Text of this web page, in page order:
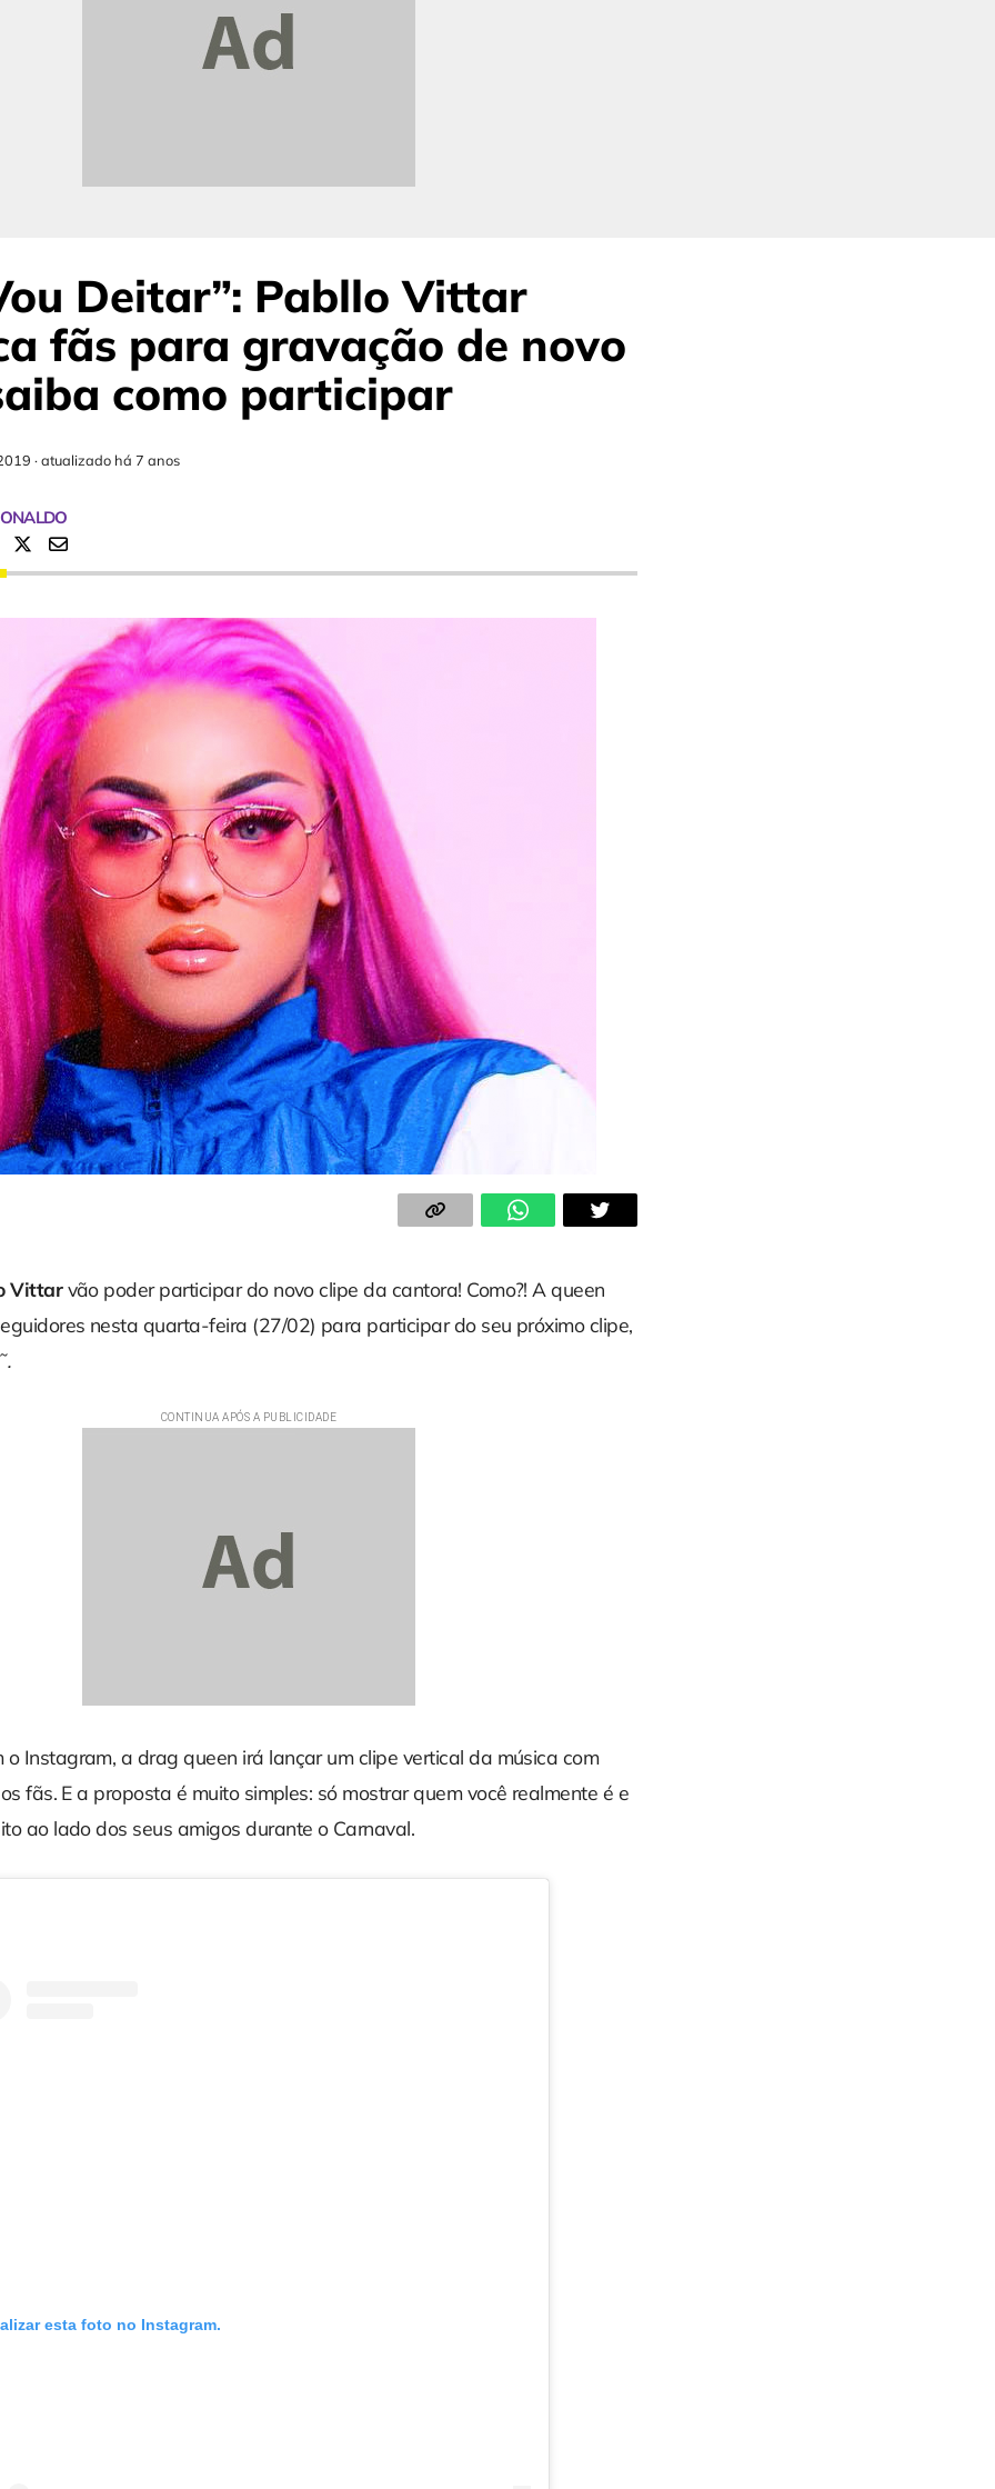
Deitar”: Pabllo Vittar
fãs para gravação de novo
como participar
·atualizado há 7 anos
Vittarvão poder participar do novo clipe da cantora! Como?! A queen
nesta quarta-feira (27/02) para participar do seu próximo clipe,
o Instagram, a drag queen irá lançar um clipe vertical da música com
fãs. E a proposta é muito simples: só mostrar quem você realmente é e
ao lado dos seus amigos durante o Carnaval.
esta foto no Instagram.